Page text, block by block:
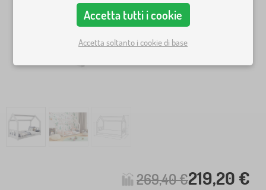
269,40 €219,20 €
Accetta tutti i cookie
Accetta soltanto i cookie di base